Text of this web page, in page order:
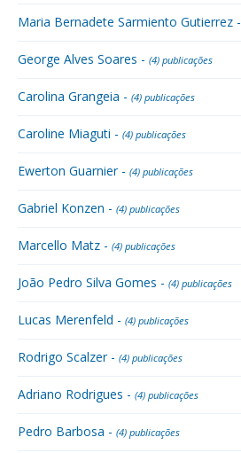
Maria Bernadete Sarmiento Gutierrez -
George Alves Soares - (4) publicações
Carolina Grangeia - (4) publicações
Caroline Miaguti - (4) publicações
Ewerton Guarnier - (4) publicações
Gabriel Konzen - (4) publicações
Marcello Matz - (4) publicações
João Pedro Silva Gomes - (4) publicações
Lucas Merenfeld - (4) publicações
Rodrigo Scalzer - (4) publicações
Adriano Rodrigues - (4) publicações
Pedro Barbosa - (4) publicações